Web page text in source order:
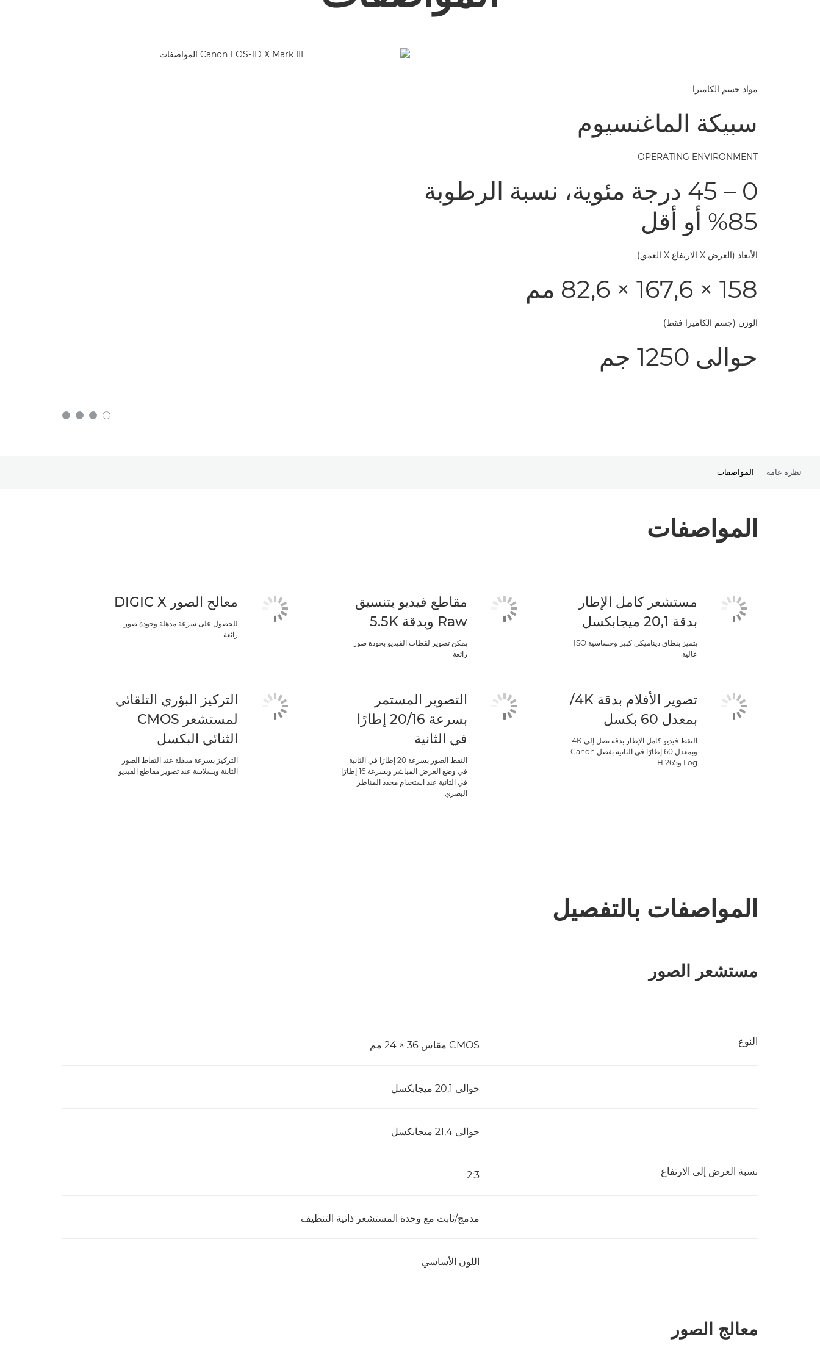
مواد جسم الكاميرا
سبيكة الماغنسيوم
OPERATING ENVIRONMENT
0 – 45 درجة مئوية، نسبة الرطوبة
85% أو أقل
الأبعاد (العرض X الارتفاع X العمق)
158 × 167,6 × 82,6 مم
الوزن (جسم الكاميرا فقط)
حوالى 1250 جم
نظرة عامة المواصفات
المواصفات
مستشعر كامل الإطار
بدقة 20,1 ميجابكسل
يتميز بنطاق ديناميكي كبير وحساسية ISO
عالية
مقاطع فيديو بتنسيق
Raw وبدقة 5.5K
يمكن تصوير لقطات الفيديو بجودة صور
رائعة
معالج الصور DIGIC X
للحصول على سرعة مذهلة وجودة صور
رائعة
تصوير الأفلام بدقة 4K/
بمعدل 60 بكسل
التقط فيديو كامل الإطار بدقة تصل إلى 4K
وبمعدل 60 إطارًا في الثانية بفضل Canon
Log وH.265
التصوير المستمر
بسرعة 16/‏20 إطارًا
في الثانية
التقط الصور بسرعة 20 إطارًا في الثانية
في وضع العرض المباشر وبسرعة 16 إطارًا
في الثانية عند استخدام محدد المناظر
البصري
التركيز البؤري التلقائي
لمستشعر CMOS
الثنائي البكسل
التركيز بسرعة مذهلة عند التقاط الصور
الثابتة وبسلاسة عند تصوير مقاطع الفيديو
المواصفات بالتفصيل
مستشعر الصور
النوع CMOS مقاس 36 × 24 مم
حوالى 20,1 ميجابكسل
حوالى 21,4 ميجابكسل
نسبة العرض إلى الارتفاع 3:‏2
مدمج/ثابت مع وحدة المستشعر ذاتية التنظيف
اللون الأساسي
معالج الصور